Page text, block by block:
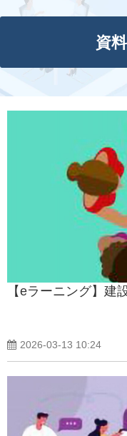
資
【eラーニング】建
2026-03-13 10:24